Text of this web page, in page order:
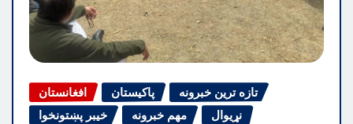
افغانستان پاکیستان
تازه ترین خبرونه
خیبر پښتونخوا
مهم خبرونه نړیوال